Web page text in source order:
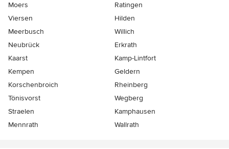
Moers
Ratingen
Viersen
Hilden
Meerbusch
Willich
Neubrück
Erkrath
Kaarst
Kamp-Lintfort
Kempen
Geldern
Korschenbroich
Rheinberg
Tönisvorst
Wegberg
Straelen
Kamphausen
Mennrath
Wallrath